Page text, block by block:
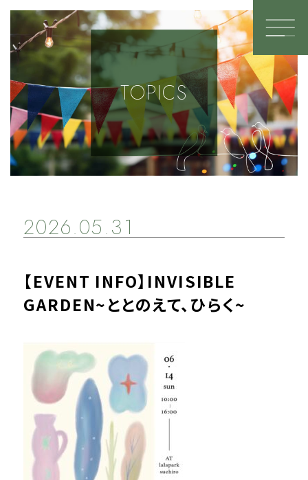
TOP PAGE
SHOP
TETSURO
TROIS.
Pâtisserie Arlhériter
L’atelier Brocante
kanbi
ニギロー
BAKER/S
ＳＥＮＳＨＡ Bicycle群馬高崎
宮石青果店
わびさびや
TREE高崎
TOPICS
2026.05.31
【EVENT INFO】INVISIBLE
GARDEN~ととのえて、ひらく~